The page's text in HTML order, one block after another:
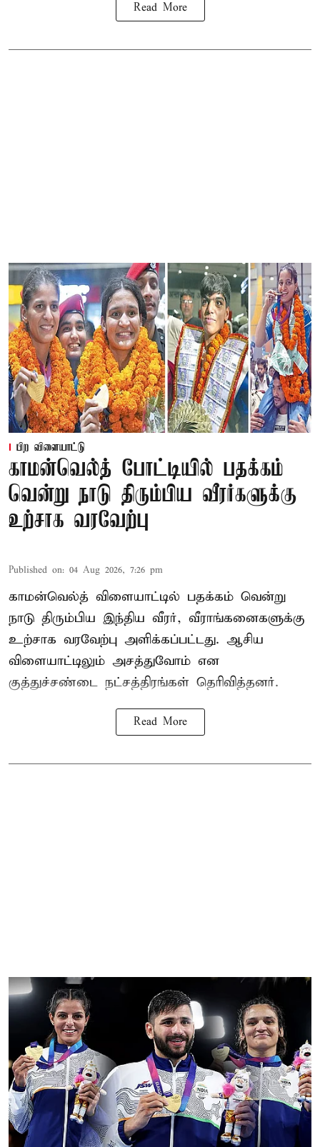
Read More
பிற விளையாட்டு
காமன்வெல்த் போட்டியில் பதக்கம்
வென்று நாடு திரும்பிய வீரர்களுக்கு
உற்சாக வரவேற்பு
Published on: 04 Aug 2026, 7:26 pm
காமன்வெல்த் விளையாட்டில் பதக்கம் வென்று
நாடு திரும்பிய இந்திய வீரர், வீராங்கனைகளுக்கு
உற்சாக வரவேற்பு அளிக்கப்பட்டது. ஆசிய
விளையாட்டிலும் அசத்துவோம் என
குத்துச்சண்டை நட்சத்திரங்கள் தெரிவித்தனர்.
Read More